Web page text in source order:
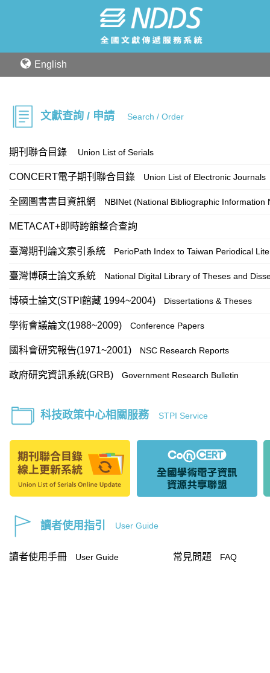
English
文獻查詢 / 申請 Search / Order
期刊聯合目錄 Union List of Serials
CONCERT電子期刊聯合目錄 Union List of Electronic Journals
全國圖書書目資訊網 NBINet (National Bibliographic Information
METACAT+即時跨館整合查詢
臺灣期刊論文索引系統 PerioPath Index to Taiwan Periodical
臺灣博碩士論文系統 National Digital Library of Theses and
博碩士論文(STPI館藏 1994~2004) Dissertations & Theses
學術會議論文(1988~2009) Conference Papers
國科會研究報告(1971~2001) NSC Research Reports
政府研究資訊系統(GRB) Government Research Bulletin
科技政策中心相關服務 STPI Service
讀者使用指引 User Guide
讀者使用手冊 User Guide 常見問題 FAQ